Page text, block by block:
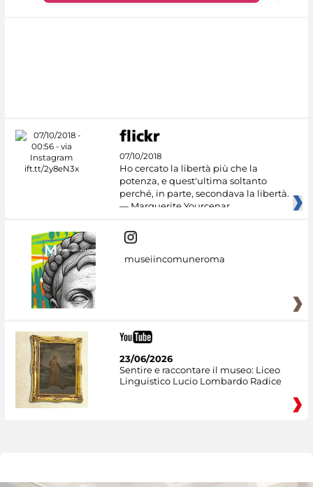
07/10/2018
Ho cercato la libertà più che la
potenza, e quest'ultima soltanto
perché, in parte, secondava la libertà.
— Marguerite Yourcenar
museiincomuneroma
23/06/2026
Sentire e raccontare il museo: Liceo
Linguistico Lucio Lombardo Radice